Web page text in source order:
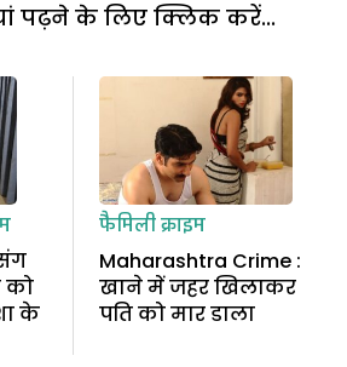
पढ़ने के लिए क्लिक करें...
को
के
फैमिली क्राइम
Maharashtra Crime :
खाने में जहर खिलाकर
पति को मार डाला